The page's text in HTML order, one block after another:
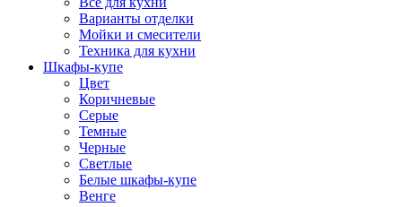
Варианты отделки
Мойки и смесители
Техника для кухни
Шкафы-купе
Цвет
Коричневые
Серые
Темные
Черные
Светлые
Белые шкафы-купе
Венге